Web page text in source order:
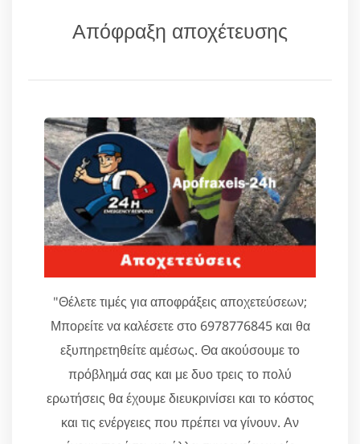
Απόφραξη αποχέτευσης
"Θέλετε τιμές για αποφράξεις αποχετεύσεων;
Μπορείτε να καλέσετε στο 6978776845 και θα
εξυπηρετηθείτε αμέσως. Θα ακούσουμε το
πρόβλημά σας και με δυο τρεις το πολύ
ερωτήσεις θα έχουμε διευκρινίσει και το κόστος
και τις ενέργειες που πρέπει να γίνουν. Αν